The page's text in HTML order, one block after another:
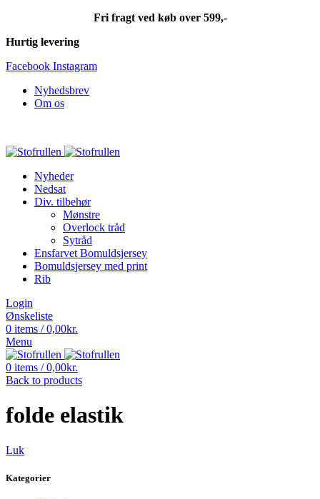
Fri fragt ved køb over 599,-
Hurtig levering
Facebook Instagram
Nyhedsbrev
Om os
Nyheder
Nedsat
Div. tilbehør
Mønstre
Overlock tråd
Sytråd
Ensfarvet Bomuldsjersey
Bomuldsjersey med print
Rib
Login
Ønskeliste
0 items / 0,00kr.
Menu
0 items / 0,00kr.
Back to products
folde elastik
Luk
Kategorier